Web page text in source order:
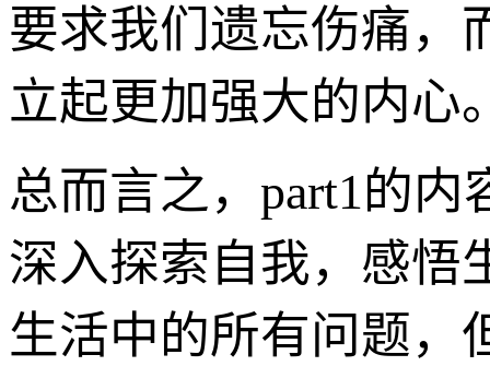
要求我们遗忘伤痛，
立起更加强大的内心
总而言之，part1的
深入探索自我，感悟
生活中的所有问题，